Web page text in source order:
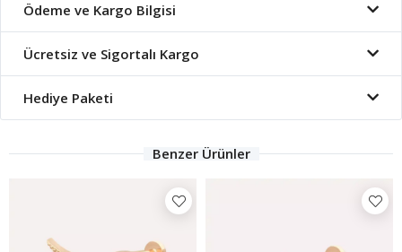
Ödeme ve Kargo Bilgisi
Ücretsiz ve Sigortalı Kargo
Hediye Paketi
Benzer Ürünler